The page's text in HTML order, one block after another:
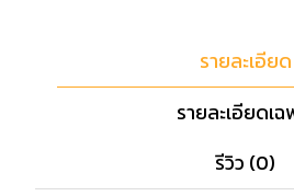
รายละเอียด
รายละเอียดเฉ
รีวิว (0)